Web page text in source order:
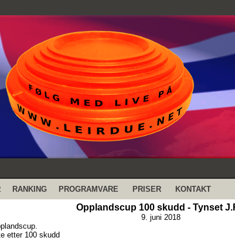
RANKING PROGRAMVARE PRISER KONTAKT
Opplandscup 100 skudd - Tynset
9. juni 2018
etter 100 skudd